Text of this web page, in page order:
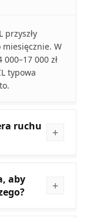
przyszły
miesięcznie. W
000 zł
typowa
ruchu
aby